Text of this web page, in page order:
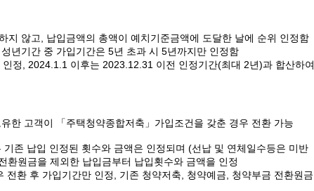
지 않고, 납입금액의 총액이 예치기준금액에 도달한 날에 순위 인정함
년기간 중 가입기간은 5년 초과 시 5년까지만 인정함
정, 2024.1.1 이후는 2023.12.31 이전 인정기간(최대 2년)과 합산하여
한 고객이 「주택청약종합저축」가입조건을 갖춘 경우 전환 가능
존 납입 인정된 횟수와 금액은 인정되며 (선납 및 연체일수등은 미반
환원금을 제외한 납입금부터 납입횟수와 금액을 인정
전환 후 가입기간만 인정, 기존 청약저축, 청약예금, 청약부금 전환원금